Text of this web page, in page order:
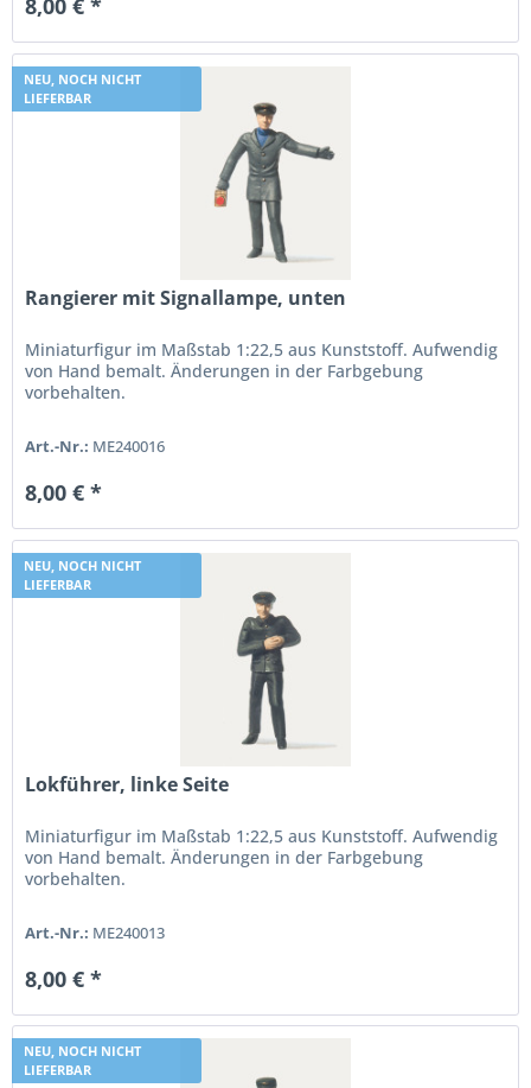
8,00 € *
NEU, NOCH NICHT
LIEFERBAR
Rangierer mit Signallampe, unten
Miniaturfigur im Maßstab 1:22,5 aus Kunststoff. Aufwendig
von Hand bemalt. Änderungen in der Farbgebung
vorbehalten.
Art.-Nr.: ME240016
8,00 € *
NEU, NOCH NICHT
LIEFERBAR
Lokführer, linke Seite
Miniaturfigur im Maßstab 1:22,5 aus Kunststoff. Aufwendig
von Hand bemalt. Änderungen in der Farbgebung
vorbehalten.
Art.-Nr.: ME240013
8,00 € *
NEU, NOCH NICHT
LIEFERBAR